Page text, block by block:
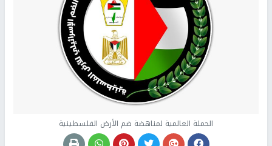
الحملة العالمية لمناهضة ضم الأرض الفلسطينية